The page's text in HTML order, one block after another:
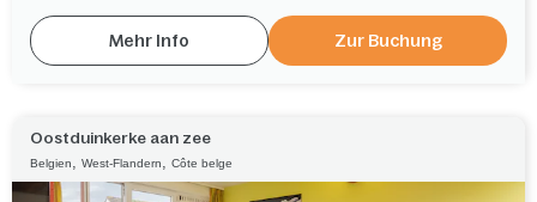
Mehr Info Zur Buchung
Oostduinkerke aan zee
Belgien, West-Flandern, Côte belge